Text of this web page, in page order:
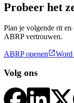
Probeer het
Plan je volgende rit
ABRP vertrouwen.
ABRP openenWord
Volg ons